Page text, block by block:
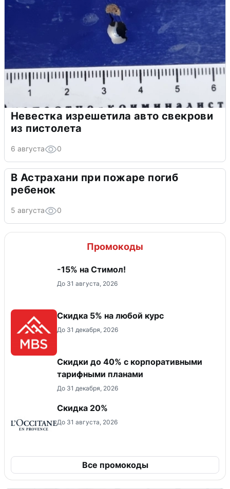
Невестка изрешетила авто свекрови
из пистолета
6 августа 0
В Астрахани при пожаре погиб
ребенок
5 августа 0
Промокоды
-15% на Стимол!
До 31 августа, 2026
Скидка 5% на любой курс
До 31 декабря, 2026
Скидки до 40% с корпоративными
тарифными планами
До 31 декабря, 2026
Скидка 20%
До 31 августа, 2026
Все промокоды